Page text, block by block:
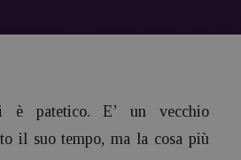
è patetico. E’ un vecchio
il suo tempo, ma la cosa più